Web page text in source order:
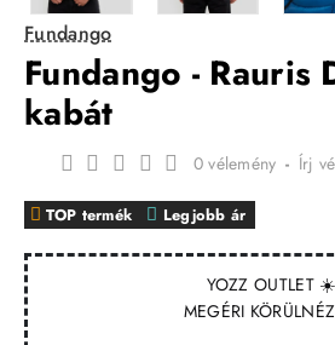
Fundango
Fundango - Rauris
kabát
YOZZ OUTLET ☀️
MEGÉRI
TOP termék Legjobb ár
0 vélemény - Írj